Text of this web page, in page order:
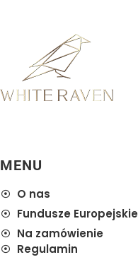
MENU
O nas
Fundusze Europejskie
Na zamówienie
Regulamin